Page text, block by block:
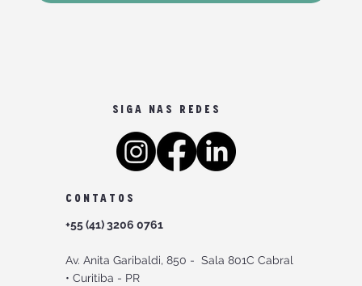
SIGA NAS REDES
CONTATOS
+55 (41) 3206 0761
Av. Anita Garibaldi, 850 -Sala 801C Cabral
•Curitiba - PR